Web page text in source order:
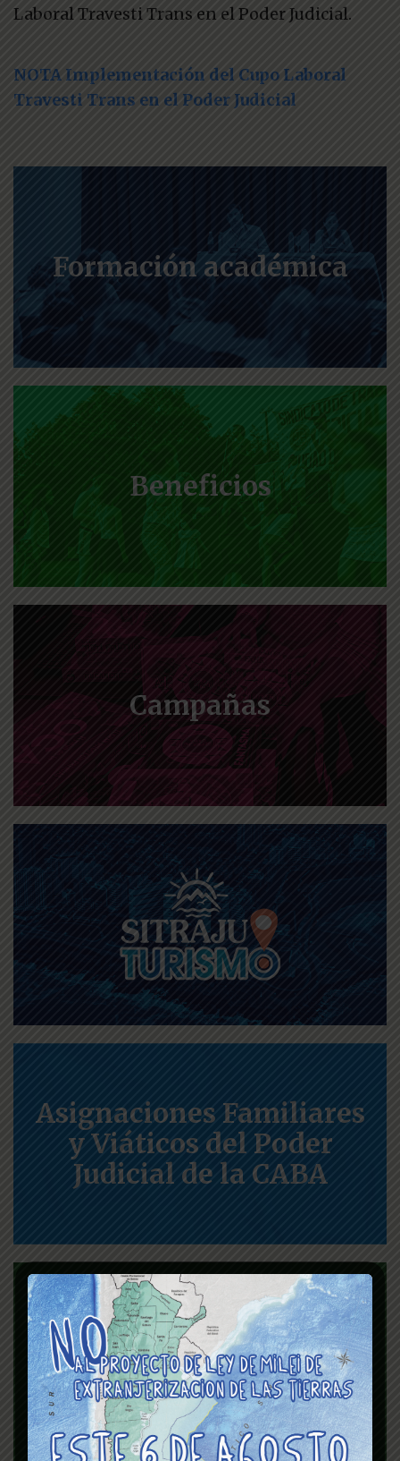
Laboral Travesti Trans en el Poder Judicial.
NOTA Implementación del Cupo Laboral
Travesti Trans en el Poder Judicial
Formación académica
Beneficios
Campañas
Asignaciones Familiares
y Viáticos del Poder
Judicial de la CABA
Seguro de vida